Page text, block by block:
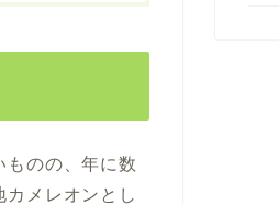
ものの、年に数
メレオンとし